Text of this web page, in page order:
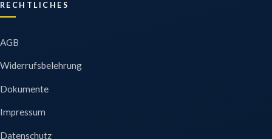
RECHTLICHES
AGB
Widerrufsbelehrung
Dokumente
Impressum
Datenschutz